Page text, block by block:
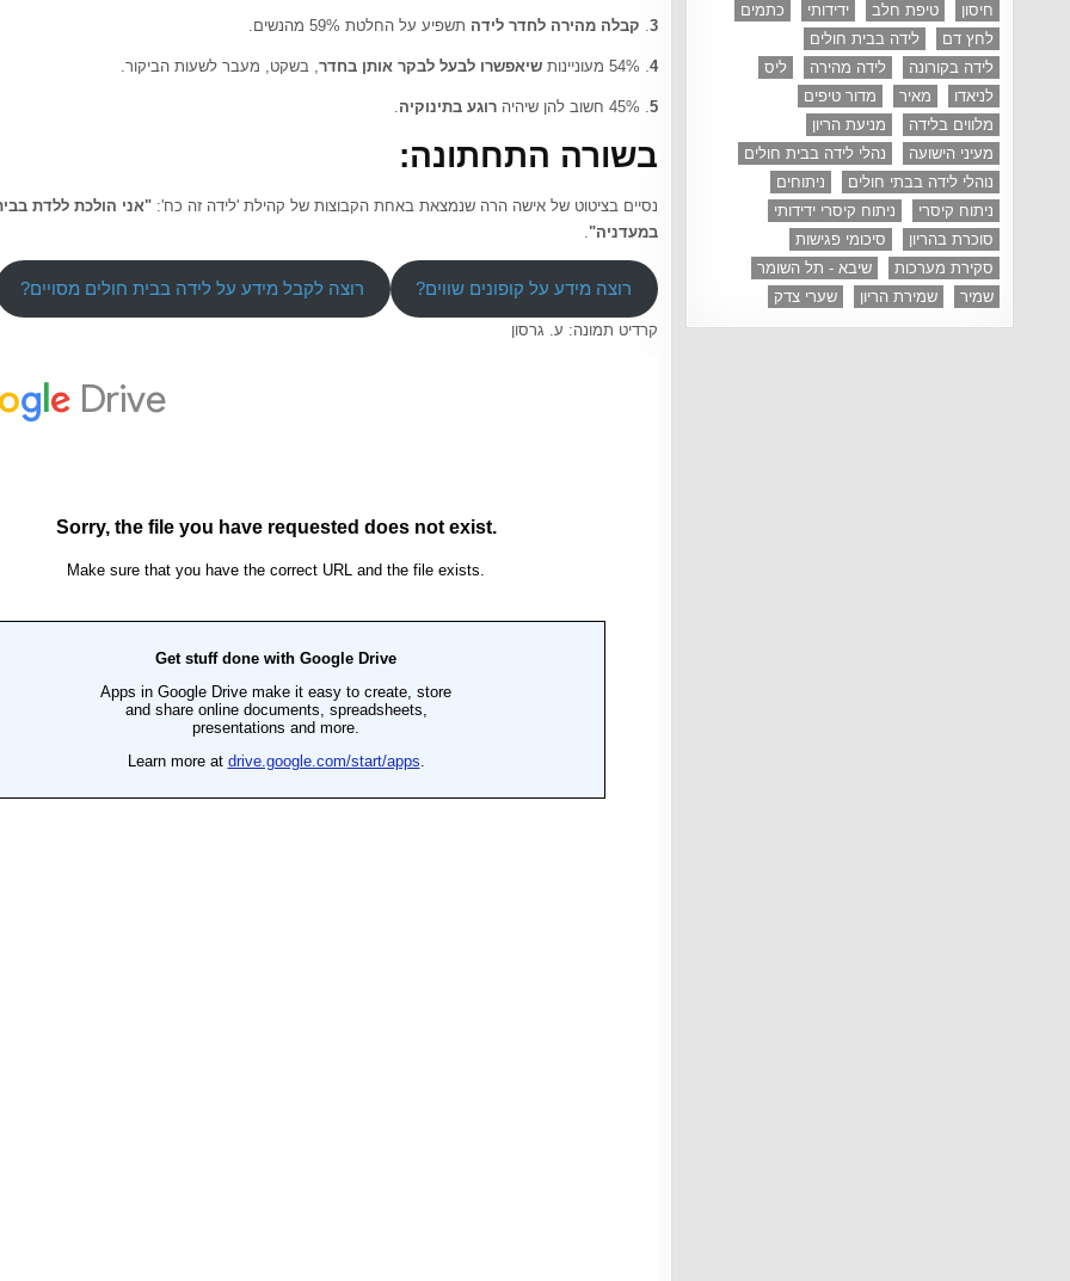
3 קבלה מהירה לחדר לידה תשפיע על החלטת 59% מהנשים.
4 שיאפשרו לבעל לבקר אותן בחדר , בשקט, מעבר לשעות הביקור.
5 רוגע בתינוקיה
בשורה התחתונה:
נסיים בציטוט של אישה הרה שנמצאת באחת הקבוצות של קהילת 'לידה זה כח': "אני הולכת ללדת
במעדניה".
רוצה מידע על קופונים שווים? רוצה לקבל מידע על לידה בבית חולים מסויים?
קרדיט תמונה: ע. גרסון
חיסון
טיפת חלב ידידותי
כתמים
לחץ דם
לידה בבית חולים
לידה בקורונה
לידה מהירה
ליס
לניאדו
מאיר
מדור טיפים
מלווים בלידה
מניעת הריון
מעיני הישועה
נהלי לידה בבית חולים
נוהלי לידה בבתי חולים
ניתוחים
ניתוח קיסרי
ניתוח קיסרי ידידותי
סוכרת בהריון
סיכומי פגישות
סקירת מערכות
שיבא - תל השומר
שמיר
שמירת הריון שערי צדק